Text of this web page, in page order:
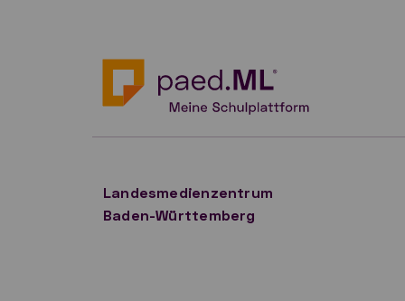
Landesmedienzentrum
Baden-Württemberg